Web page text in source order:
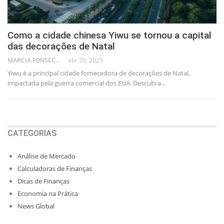
Como a cidade chinesa Yiwu se tornou a capital
das decorações de Natal
MARCIA FONSECA - FINANCIAL CONSULTANT abr 20, 2025
Yiwu é a principal cidade fornecedora de decorações de Natal,
impactada pela guerra comercial dos EUA. Descubra…
CATEGORIAS
Análise de Mercado
Calculadoras de Finanças
Dicas de Finanças
Economia na Prática
News Global